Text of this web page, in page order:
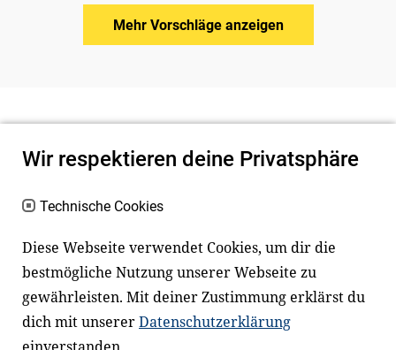
Mehr Vorschläge anzeigen
Newsletter
Facebook LinkedIn
Wir respektieren deine Privatsphäre
Technische Cookies
Diese Webseite verwendet Cookies, um dir die
bestmögliche Nutzung unserer Webseite zu
gewährleisten. Mit deiner Zustimmung erklärst du
dich mit unsererDatenschutzerklärung